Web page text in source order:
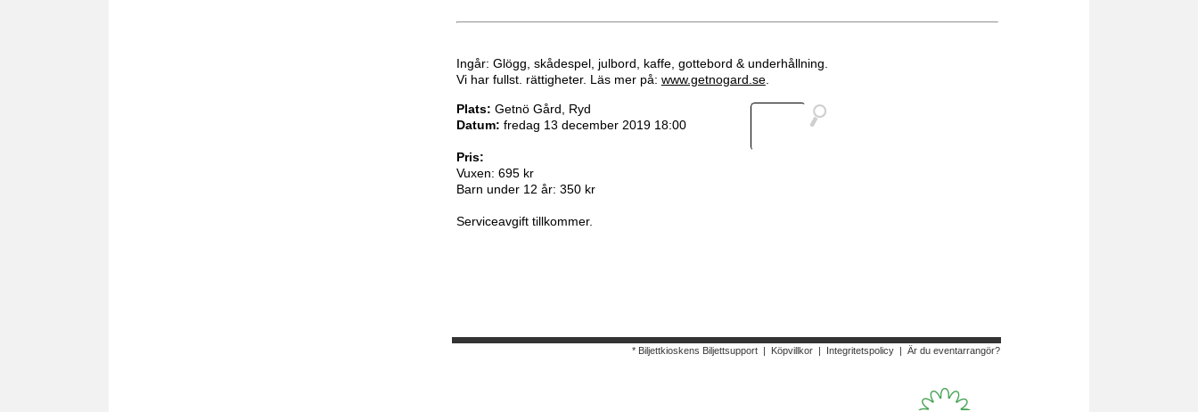
Ingår: Glögg, skådespel, julbord, kaffe, gottebord & underhållning.
Vi har fullst. rättigheter. Läs mer på: www.getnogard.se.
Plats: Getnö Gård, Ryd
Datum: fredag 13 december 2019 18:00
Pris:
Vuxen: 695 kr
Barn under 12 år: 350 kr
Serviceavgift tillkommer.
* Biljettkioskens Biljettsupport| Köpvillkor| Integritetspolicy| Är du eventarrangör?